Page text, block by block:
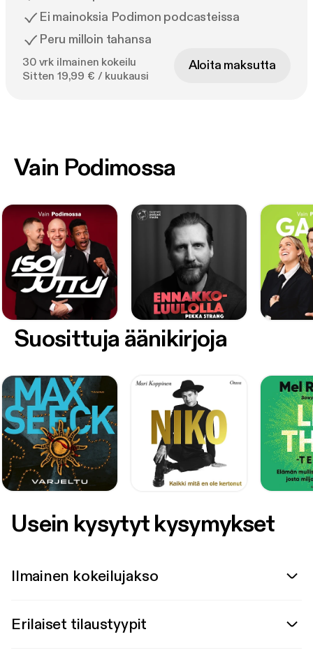
Ei mainoksia Podimon podcasteissa
Peru milloin tahansa
30 vrk ilmainen kokeilu
Sitten 19,99 € / kuukausi
Aloita maksutta
Vain Podimossa
Suosittuja äänikirjoja
Usein kysytyt kysymykset
Ilmainen kokeilujakso
Erilaiset tilaustyypit